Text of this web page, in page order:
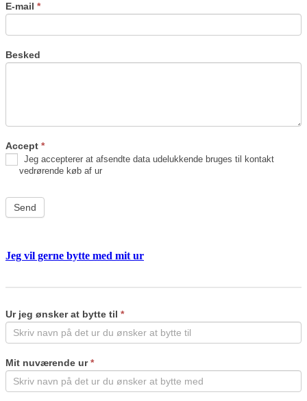
E-mail *
Besked
Accept *
Jeg accepterer at afsendte data udelukkende bruges til kontakt
vedrørende køb af ur
Send
Jeg vil gerne bytte med mit ur
Ur jeg ønsker at bytte til *
Mit nuværende ur*
human,
leave
this
blank.